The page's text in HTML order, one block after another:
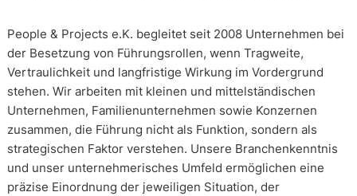
People & Projects e.K. begleitet seit 2008 Unternehmen bei
der Besetzung von Führungsrollen, wenn Tragweite,
Vertraulichkeit und langfristige Wirkung im Vordergrund
stehen. Wir arbeiten mit kleinen und mittelständischen
Unternehmen, Familienunternehmen sowie Konzernen
zusammen, die Führung nicht als Funktion, sondern als
strategischen Faktor verstehen. Unsere Branchenkenntnis
und unser unternehmerisches Umfeld ermöglichen eine
präzise Einordnung der jeweiligen Situation, der